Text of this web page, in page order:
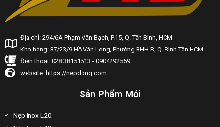
Địa chỉ: 294/6A Phạm Văn Bạch, P.15, Q. Tân Bình, HCM
Kho hàng: 37/23/9 Hồ Văn Long, Phường BHH.B, Q. Bình Tân HCM
Điện thoại: 028 38151513 - 0904292559
website: https://nepdong.com
Sản Phẩm Mới
Nẹp Inox L20